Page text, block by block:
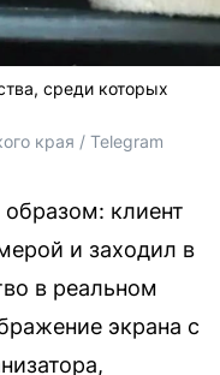
среди которых
края / Telegram
клиент
и заходил в
в реальном
экрана с